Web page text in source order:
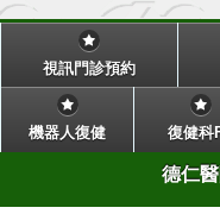
視訊門診預約
機器人復健 復健科
德仁